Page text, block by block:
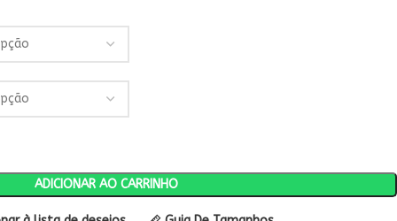
ADICIONAR AO CARRINHO